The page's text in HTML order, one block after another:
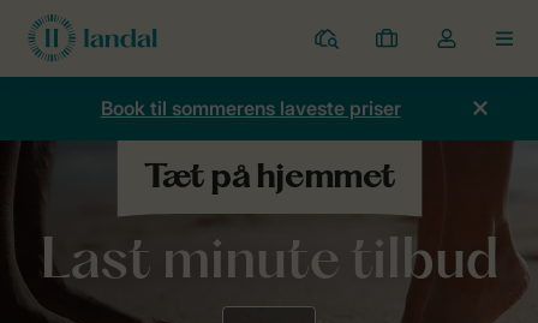
Parker
Mine
bookinger
Toggle
the
Book til sommerens laveste priser
Last minute tilbud